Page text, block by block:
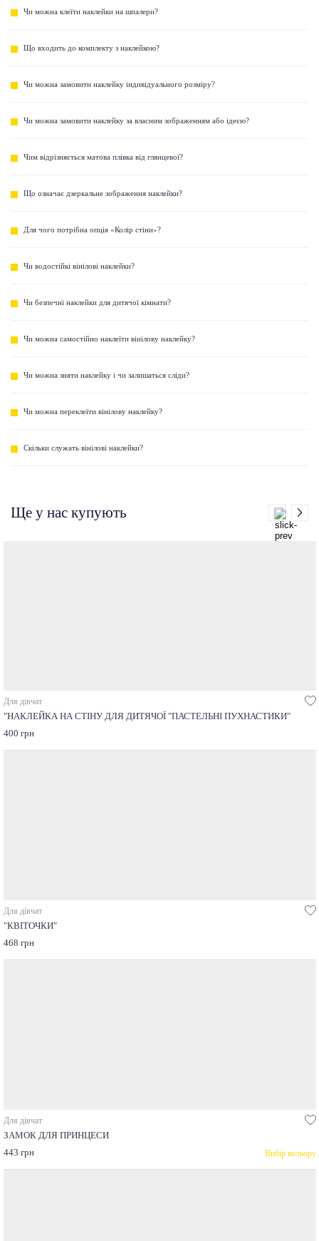
Чи можна клеїти наклейки на шпалери?
Що входить до комплекту з наклейкою?
Чи можна замовити наклейку індивідуального розміру?
Чи можна замовити наклейку за власним зображенням або ідеєю?
Чим відрізняється матова плівка від глянцевої?
Що означає дзеркальне зображення наклейки?
Для чого потрібна опція «Колір стіни»?
Чи водостійкі вінілові наклейки?
Чи безпечні наклейки для дитячої кімнати?
Чи можна самостійно наклеїти вінілову наклейку?
Чи можна зняти наклейку і чи залишаться сліди?
Чи можна переклеїти вінілову наклейку?
Скільки служать вінілові наклейки?
Ще у нас купують
Для дівчат
"НАКЛЕЙКА НА СТІНУ ДЛЯ ДИТЯЧОЇ "ПАСТЕЛЬНІ ПУХНАСТИКИ"
400 грн
Для дівчат
"КВІТОЧКИ"
468 грн
Для дівчат
ЗАМОК ДЛЯ ПРИНЦЕСИ
443 грн
Вибір кольору